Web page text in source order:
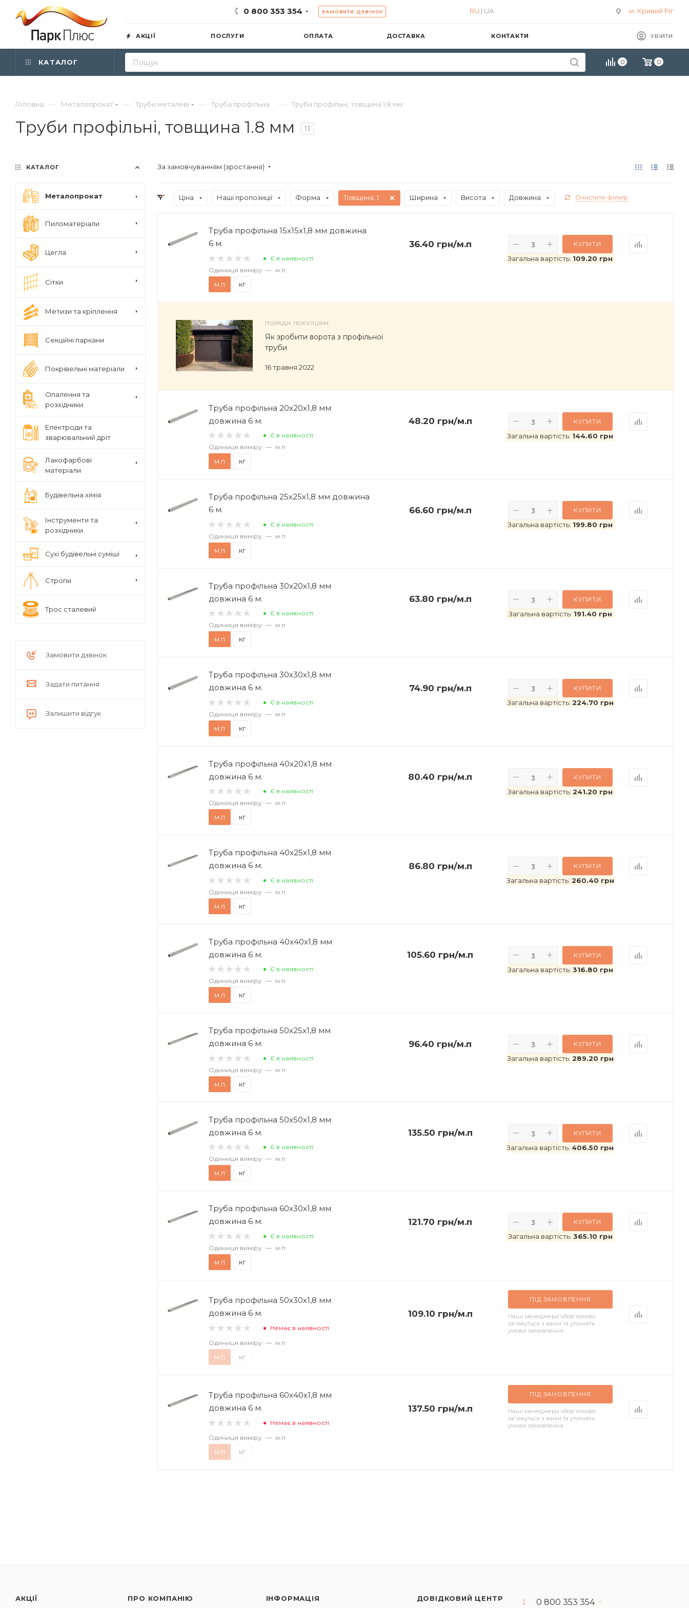
0 800 353 354 ЗАМОВИТИ ДЗВІНОК м. Кривий Ріг
RU | UA
УВІЙТИ
АКЦІЇ ПОСЛУГИ ОПЛАТА ДОСТАВКА КОНТАКТИ
0 0
КАТАЛОГ
Головна — Металопрокат — Труби металеві — Труба профільна — Труби профільні, товщина 1.8 мм
Труби профільні, товщина 1.8 мм 13
За замовчуванням (зростання)
Ціна Наші пропозиції Форма Товщина: 1 Ширина Висота Довжина Очистити фільтр
Труба профільна 15х15х1,8 мм довжина
6 м.
Є в наявності
36.40 грн/м.п КУПИТИ
Загальна вартість: 109.20 грн
Одиниця виміру — м.п
м.п кг
ПОРАДИ ПОКУПЦЯМ
16 травня 2022
Як зробити ворота з профільної
труби
Труба профільна 20х20х1,8 мм
довжина 6 м.
Є в наявності
48.20 грн/м.п КУПИТИ
Загальна вартість: 144.60 грн
Одиниця виміру — м.п
м.п кг
Труба профільна 25х25х1,8 мм довжина
6 м.
Є в наявності
66.60 грн/м.п КУПИТИ
Загальна вартість: 199.80 грн
Одиниця виміру — м.п
м.п кг
Труба профільна 30х20х1,8 мм
довжина 6 м.
Є в наявності
63.80 грн/м.п КУПИТИ
Загальна вартість: 191.40 грн
Одиниця виміру — м.п
м.п кг
Труба профільна 30х30х1,8 мм
довжина 6 м.
Є в наявності
74.90 грн/м.п КУПИТИ
Загальна вартість: 224.70 грн
Одиниця виміру — м.п
м.п кг
Труба профільна 40х20х1,8 мм
довжина 6 м.
Є в наявності
80.40 грн/м.п КУПИТИ
Загальна вартість:241.20 грн
Одиниця виміру — м.п
м.п кг
Труба профільна 40х25х1,8 мм
довжина 6 м.
Є в наявності
86.80 грн/м.п КУПИТИ
Загальна вартість: 260.40 грн
Одиниця виміру — м.п
м.п кг
Труба профільна 40х40х1,8 мм
довжина 6 м.
Є в наявності
105.60 грн/м.п КУПИТИ
Загальна вартість: 316.80 грн
Одиниця виміру — м.п
м.п кг
Труба профільна 50х25х1,8 мм
довжина 6 м.
Є в наявності
96.40 грн/м.п КУПИТИ
Загальна вартість: 289.20 грн
Одиниця виміру — м.п
м.п кг
Труба профільна 50х50х1,8 мм
довжина 6 м.
Є в наявності
135.50 грн/м.п КУПИТИ
Загальна вартість: 406.50 грн
Одиниця виміру — м.п
м.п кг
Труба профільна 60х30х1,8 мм
довжина 6 м.
Є в наявності
121.70 грн/м.п КУПИТИ
Загальна вартість: 365.10 грн
Одиниця виміру — м.п
м.п кг
Труба профільна 50х30х1,8 мм
довжина 6 м.
Немає в наявності
109.10 грн/м.п
ПІД ЗАМОВЛЕННЯ
Наші менеджери обов'язково
зв'яжуться з вами та уточнять
умови замовлення
Одиниця виміру — м.п
м.п кг
Труба профільна 60х40х1,8 мм
довжина 6 м.
Немає в наявності
137.50 грн/м.п
ПІД ЗАМОВЛЕННЯ
Наші менеджери обов'язково
зв'яжуться з вами та уточнять
умови замовлення
Одиниця виміру — м.п
м.п кг
КАТАЛОГ
Металопрокат
Пиломатеріали
Цегла
Сітки
Метизи та кріплення
Секційні паркани
Покрівельні матеріали
Опалення та
розхідники
Електроди та
зварювальний дріт
Лакофарбові
матеріали
Будівельна хімія
Інструменти та
розхідники
Сухі будівельні суміші
Стропи
Трос сталевий
Замовити дзвінок
Задати питання
Залишити відгук
АКЦІЇ ПРО КОМПАНІЮ ІНФОРМАЦІЯ ДОВІДКОВИЙ ЦЕНТР 0 800 353 354